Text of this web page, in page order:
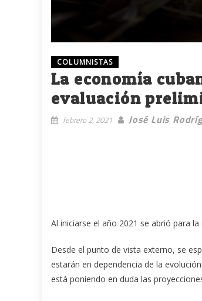
COLUMNISTAS
La economía
evaluación
febrero 2, 2021 José Luis
Al iniciarse el año 2021 se abrió para
Desde el punto de vista externo, se
estarán en dependencia de la
está poniendo en duda las